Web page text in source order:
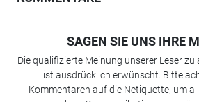
SAGEN SIE UNS IHRE
Die qualifizierte Meinung unserer Leser
ist ausdrücklich erwünscht. Bitte
Kommentaren auf die Netiquette, um